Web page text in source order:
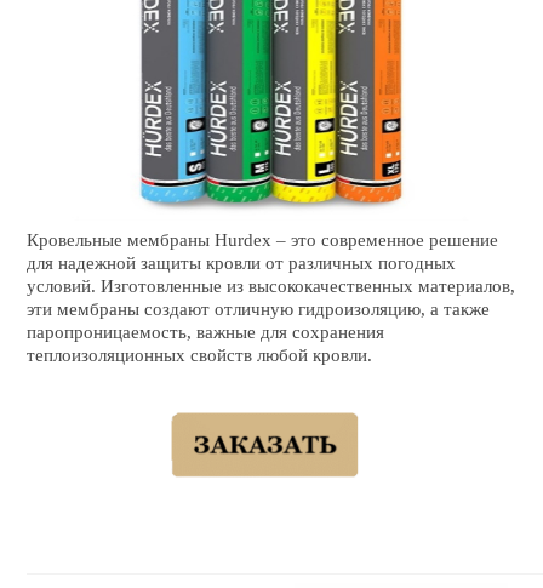
Кровельные мембраны Hurdex – это современное решение
для надежной защиты кровли от различных погодных
условий. Изготовленные из высококачественных материалов,
эти мембраны создают отличную гидроизоляцию, а также
паропроницаемость, важные для сохранения
теплоизоляционных свойств любой кровли.